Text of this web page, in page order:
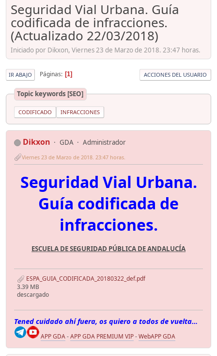
Seguridad Vial Urbana. Guía
codificada de infracciones.
(Actualizado 22/03/2018)
Iniciado por Dikxon, Viernes 23 de Marzo de 2018. 23:47 horas.
IR ABAJO Páginas 1 ACCIONES DEL USUARIO
Topic keywords [SEO]
CODIFICADO INFRACCIONES
Dikxon GDA Administrador
Viernes 23 de Marzo de 2018. 23:47 horas.
Seguridad Vial Urbana.
Guía codificada de
infracciones.
ESCUELA DE SEGURIDAD PÚBLICA DE ANDALUCÍA
ESPA_GUIA_CODIFICADA_20180322_def.pdf
3.39 MB
descargado
Tened cuidado ahí fuera, os quiero a todos de vuelta...
APP GDA-APP GDA PREMIUM VIP-WebAPP GDA